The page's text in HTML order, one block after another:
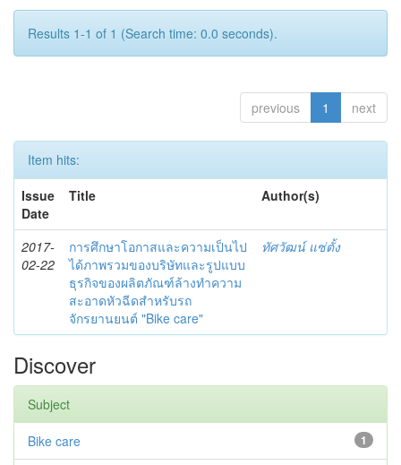
Results 1-1 of 1 (Search time: 0.0 seconds).
previous 1 next
Item hits:
Issue
Date
Title Author(s)
2017-
02-22
การศึกษาโอกาสและความเป็นไป
ได้ภาพรวมของบริษัทและรูปแบบ
ธุรกิจของผลิตภัณฑ์ล้างทำความ
สะอาดหัวฉีดสำหรับรถ
จักรยานยนต์ "Bike care"
ทัศวัฒน์ แซ่ตั้ง
Discover
Subject
1
Bike care